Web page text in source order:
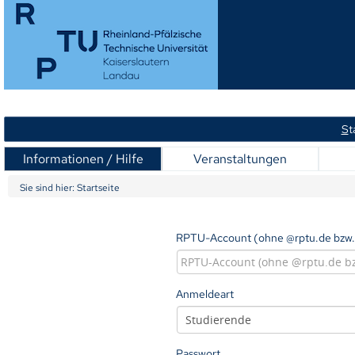
S
Informationen / Hilfe Veranstaltungen
Sie sind hier: Startseite
RPTU-Account (ohne @rptu.de
Anmeldeart